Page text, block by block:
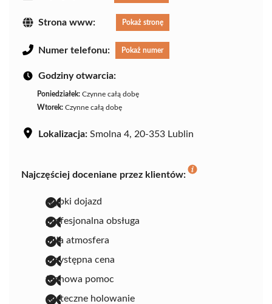
Strona www: Pokaż stronę
Numer telefonu: Pokaż numer
Godziny otwarcia:
Poniedziałek: Czynne całą dobę
Wtorek: Czynne całą dobę
Lokalizacja: Smolna 4, 20-353 Lublin
Najczęściej doceniane przez klientów:
szybki dojazd
profesjonalna obsługa
miła atmosfera
przystępna cena
fachowa pomoc
skuteczne holowanie